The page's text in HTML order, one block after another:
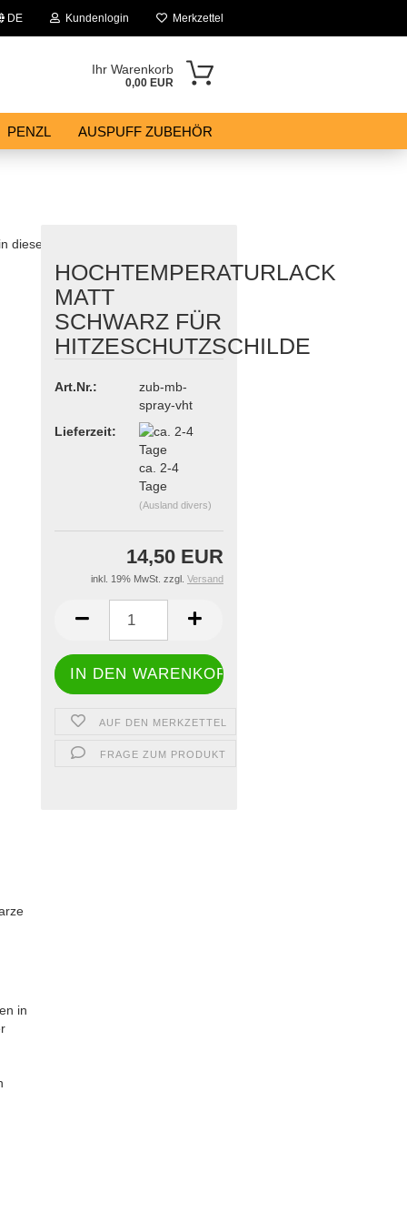
DE Kundenlogin Merkzettel
Ihr Warenkorb
0,00 EUR
PENZL AUSPUFF ZUBEHÖR
dieser Kategorie
HOCHTEMPERATURLACK
MATT
SCHWARZ FÜR
HITZESCHUTZSCHILDE
Art.Nr.:
zub-mb-
spray-vht
Lieferzeit:
ca. 2-4
Tage
(Ausland divers)
14,50 EUR
inkl. 19% MwSt. zzgl. Versand
AUF DEN MERKZETTEL
FRAGE ZUM PRODUKT
in